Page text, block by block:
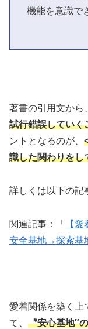
機能を意識で
著書の引用文から、
試行錯誤していく
ントとなるのが、
識した関わりをし
詳しくは以下の記
関連記事：「
【
安全基地→探索基
愛着関係を築く上
て、 〝安心基地″